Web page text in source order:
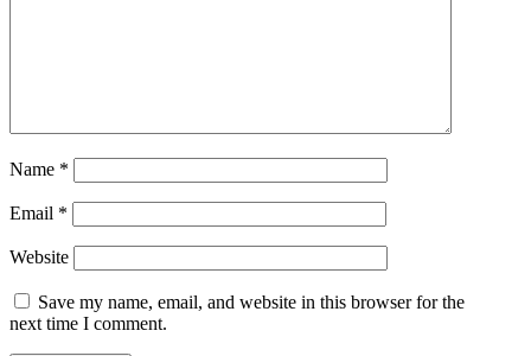
Name *
Email *
Website
Save my name, email, and website in this browser for the
next time I comment.